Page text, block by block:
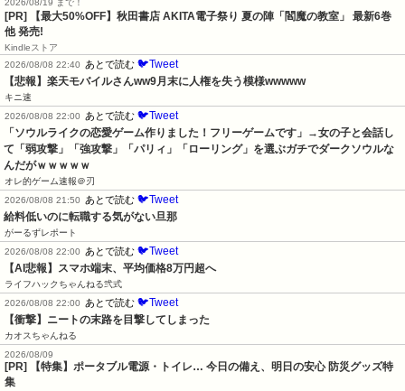
2026/08/19 まで！
[PR] 【最大50%OFF】秋田書店 AKITA電子祭り 夏の陣「閻魔の教室」 最新6巻
他 発売!
Kindleストア
2026/08/08 22:40
あとで読む 🐦Tweet
【悲報】楽天モバイルさんww9月末に人権を失う模様wwwww
キニ速
2026/08/08 22:00
あとで読む 🐦Tweet
「ソウルライクの恋愛ゲーム作りました！フリーゲームです」→女の子と会話し
て「弱攻撃」「強攻撃」「パリィ」「ローリング」を選ぶガチでダークソウルな
んだがｗｗｗｗｗ
オレ的ゲーム速報＠刃
2026/08/08 21:50
あとで読む 🐦Tweet
給料低いのに転職する気がない旦那
がーるずレポート
2026/08/08 22:00
あとで読む 🐦Tweet
【AI悲報】スマホ端末、平均価格8万円超へ
ライフハックちゃんねる弐式
2026/08/08 22:00
あとで読む 🐦Tweet
【衝撃】ニートの末路を目撃してしまった
カオスちゃんねる
2026/08/09
[PR] 【特集】ポータブル電源・トイレ… 今日の備え、明日の安心 防災グッズ特
集